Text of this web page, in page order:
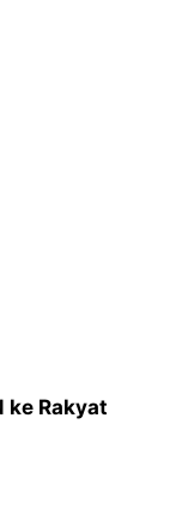
ke Rakyat